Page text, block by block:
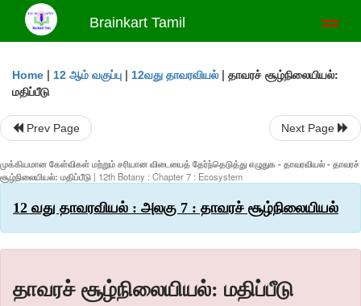
Brainkart Tamil
Home | 12 ஆம் வகுப்பு | 12வது தாவரவியல் | தாவரச் சூழ்நிலையியல்:
மதிப்பீடு
Prev Page Next Page
முக்கியமான கேள்விகள் மற்றும் சரியான விடையைத் தேர்ந்தெடுத்து எழுதுக - தாவரவியல் - தாவரச்
சூழ்நிலையியல்: மதிப்பீடு | 12th Botany : Chapter 7 : Ecosystem
12 வது தாவரவியல் : அலகு 7 : தாவரச் சூழ்நிலையியல்
தாவரச் சூழ்நிலையியல்: மதிப்பீடு